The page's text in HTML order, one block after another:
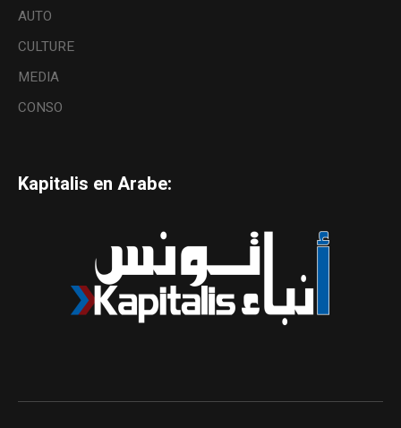
AUTO
CULTURE
MEDIA
CONSO
Kapitalis en Arabe: